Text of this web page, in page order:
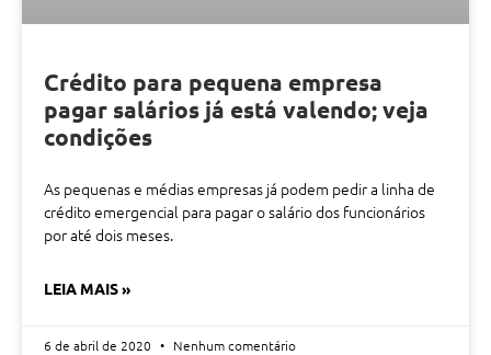
Crédito para pequena empresa
pagar salários já está valendo; veja
condições
As pequenas e médias empresas já podem pedir a linha de
crédito emergencial para pagar o salário dos funcionários
por até dois meses.
LEIA MAIS »
6 de abril de 2020 Nenhum comentário